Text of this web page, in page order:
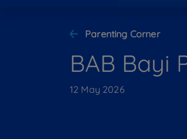
Parenting Corner
BAB Bayi
12 May 2026